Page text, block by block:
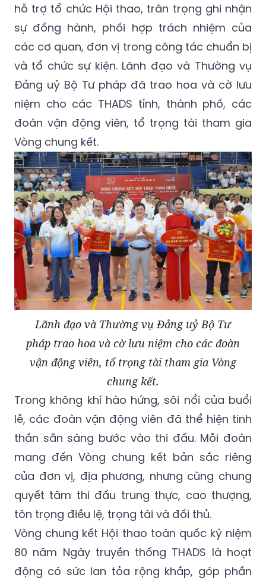
hỗ trợ tổ chức Hội thao, trân trọng ghi nhận
sự đồng hành, phối hợp trách nhiệm của
các cơ quan, đơn vị trong công tác chuẩn bị
và tổ chức sự kiện. Lãnh đạo và Thường vụ
Đảng uỷ Bộ Tư pháp đã trao hoa và cờ lưu
niệm cho các THADS tỉnh, thành phố, các
đoàn vận động viên, tổ trọng tài tham gia
Vòng chung kết.
Lãnh đạo và Thường vụ Đảng uỷ Bộ Tư
pháp trao hoa và cờ lưu niệm cho các đoàn
vận động viên, tổ trọng tài tham gia Vòng
chung kết.
Trong không khí hào hứng, sôi nổi của buổi
lễ, các đoàn vận động viên đã thể hiện tinh
thần sẵn sàng bước vào thi đấu. Mỗi đoàn
mang đến Vòng chung kết bản sắc riêng
của đơn vị, địa phương, nhưng cùng chung
quyết tâm thi đấu trung thực, cao thượng,
tôn trọng điều lệ, trọng tài và đối thủ.
Vòng chung kết Hội thao toàn quốc kỷ niệm
80 năm Ngày truyền thống THADS là hoạt
động có sức lan tỏa rộng khắp, góp phần